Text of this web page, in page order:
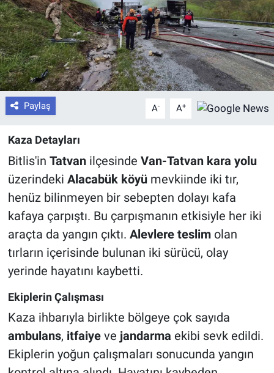
Paylaş A- A+
Kaza Detayları
Bitlis'in Tatvanilçesinde Van-Tatvan kara yolu
üzerindeki Alacabük köyümevkiinde iki tır,
henüz bilinmeyen bir sebepten dolayı kafa
kafaya çarpıştı. Bu çarpışmanın etkisiyle her iki
araçta da yangın çıktı. Alevlere teslimolan
tırların içerisinde bulunan iki sürücü, olay
yerinde hayatını kaybetti.
Ekiplerin Çalışması
Kaza ihbarıyla birlikte bölgeye çok sayıda
ambulans, itfaiyeve jandarma ekibi sevk edildi.
Ekiplerin yoğun çalışmaları sonucunda yangın